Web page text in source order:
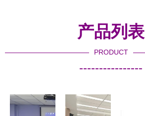
产品列表
PRODUCT
----------------